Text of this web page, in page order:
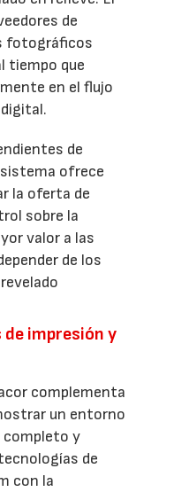
de
fotográficos
tiempo que
en el flujo
de
ofrece
la oferta de
sobre la
valor a las
de los
impresión y
complementa
un entorno
completo y
de
con la